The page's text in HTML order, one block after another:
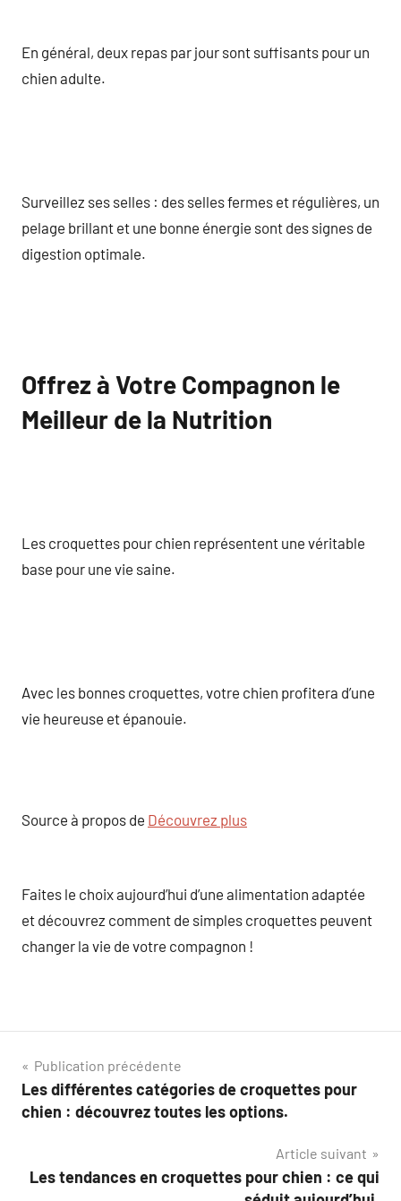
En général, deux repas par jour sont suffisants pour un
chien adulte.
Surveillez ses selles : des selles fermes et régulières, un
pelage brillant et une bonne énergie sont des signes de
digestion optimale.
Offrez à Votre Compagnon le
Meilleur de la Nutrition
Les croquettes pour chien représentent une véritable
base pour une vie saine.
Avec les bonnes croquettes, votre chien profitera d’une
vie heureuse et épanouie.
Source à propos de Découvrez plus
Faites le choix aujourd’hui d’une alimentation adaptée
et découvrez comment de simples croquettes peuvent
changer la vie de votre compagnon !
Navigation
de
Publication précédente
Les différentes catégories de croquettes pour
chien : découvrez toutes les options.
Article suivant
Les tendances en croquettes pour chien : ce qui